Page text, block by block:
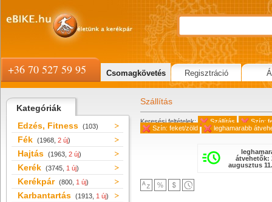
Kategóriák
Edzés, Fitness (103)
Fék (1968, 2 új)
Hajtás (1963, 2 új)
Kerék (3745, 1 új)
Kerékpár (800, 1 új)
Karbantartás (1913, 1 új)
Szállítás
Keresési feltételek: Szállítás
Szín:
Szín: feket/zöld
leghamarabb
átvehetők:
augusztus
+36 70 527 59 95 Csomagkövetés Regisztráció